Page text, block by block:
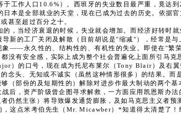
工作人口10.6%）。西班牙的失业数目最严重，竟
本是全部就业的天堂，现在已成为过去的历史。依据
甚至超过百分之十。
，当经济衰退的时候，失业就会增加。而经济好转时
新的工厂关闭及解散（目前胡说是"缩减"），经常是
——永久性的、结构性的、有机性的失业。即使在"繁
没有安全感，实际上成为整个社会普遍化上面所引马
）的口号，现在成为托尼布莱尔（Tony Blair）及右
念头、无知或不诚实（虽然这种情形很多）的结果。而
（部份的及短期性的）解除对进步作最大制动的两个
后，资产阶级曾企图寻求解救，一方面应用凯恩斯办
仍然主张）将导致爆发通货膨胀，及如马克思主义者
这点米考伯先生（Mr. Micawber）*知道得太清楚了